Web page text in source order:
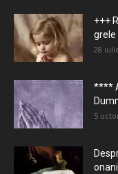
+++
grele
28
****
5